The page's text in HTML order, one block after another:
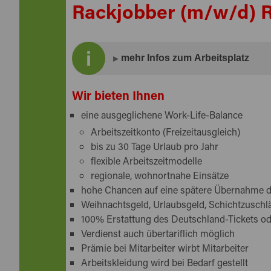
Rackjobber (m/w/d)
mehr Infos zum Arbeitsplatz
Fla­che Hie­rar­chien, eine offe­ne und
Dann erwartet Sie eine
und stetig wachsenden Unternehmen, in
vollumfänglich einbringen können.
Zur Erweiterung dieses Teams suchen wir
Wir bieten Ihnen
eine ausgeglichene Work-Life-Balance
Arbeitszeitkonto (Freizeitausgleich)
bis zu 30 Tage Urlaub pro Jahr
flexible Arbeitszeitmodelle
regionale, wohnortnahe Einsätze
hohe Chancen auf eine spätere Übernahme
Weihnachtsgeld, Urlaubsgeld,
100% Erstattung des Deutschland-Tickets
Verdienst auch übertariflich möglich
Prämie bei Mitarbeiter wirbt Mitarbeiter
Arbeitskleidung wird bei Bedarf gestellt